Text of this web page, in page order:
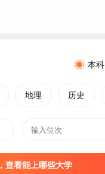
本科
地理 历史
查看能上哪些大学